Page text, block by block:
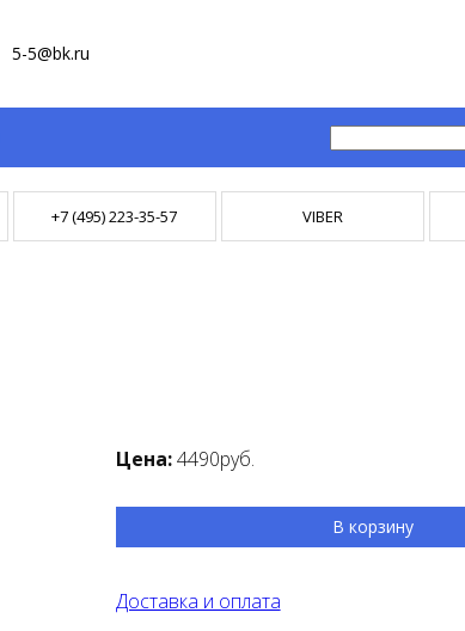
5-5@bk.ru
+7 (495) 223-35-57 VIBER
Цена:4490руб.
В корзину
Доставка и оплата